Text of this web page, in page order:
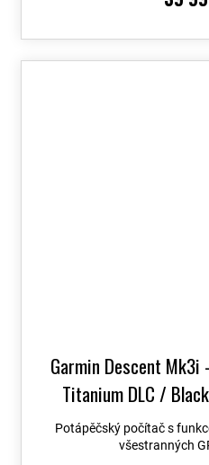
Garmin Descent Mk3i
Titanium DLC /
02752-14+ možnost
Czech
Potápěčský počítač s
všestranných